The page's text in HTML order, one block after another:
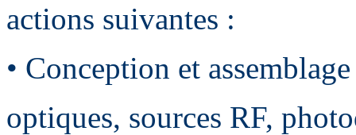
actions suivantes :
• Conception et
optiques, sources RF,